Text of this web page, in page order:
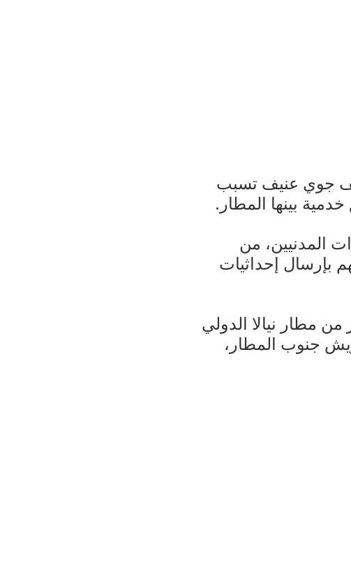
جوي عنيف تسبب
بينها المطار.
المدنيين، من
بإرسال إحداثيات
مطار نيالا الدولي
جنوب المطار،